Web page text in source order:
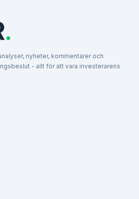
nyheter, kommentarer och
- allt för att vara investerarens